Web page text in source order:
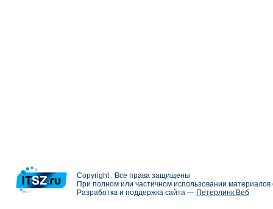
Copyright . Все права защищены
При полном или частичном использовании
Разработка и поддержка сайта — Петерлинк Веб